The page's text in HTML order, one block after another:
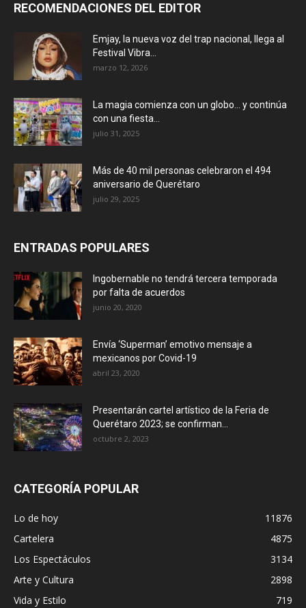
RECOMENDACIONES DEL EDITOR
Emjay, la nueva voz del trap nacional, llega al
Festival Vibra...
marzo 12, 2026
La magia comienza con un globo… y continúa
con una fiesta...
julio 31, 2025
Más de 40 mil personas celebraron el 494
aniversario de Querétaro
julio 29, 2025
ENTRADAS POPULARES
Ingobernable no tendrá tercera temporada
por falta de acuerdos
junio 20, 2020
Envía ‘Superman’ emotivo mensaje a
mexicanos por Covid-19
abril 23, 2020
Presentarán cartel artístico de la Feria de
Querétaro 2023; se confirman...
octubre 2, 2023
CATEGORÍA POPULAR
Lo de hoy
11876
Cartelera
4875
Los Espectáculos
3134
Arte y Cultura
2898
Vida y Estilo
719